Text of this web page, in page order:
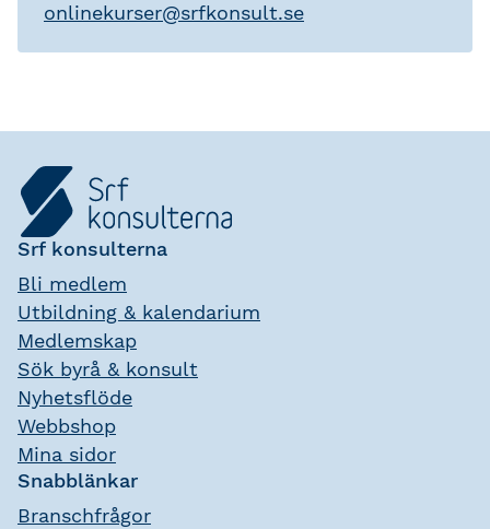
onlinekurser@srfkonsult.se
Srf konsulterna
Bli medlem
Utbildning & kalendarium
Medlemskap
Sök byrå & konsult
Nyhetsflöde
Webbshop
Mina sidor
Snabblänkar
Branschfrågor